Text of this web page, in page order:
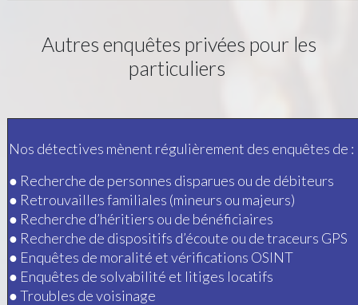
Autres enquêtes privées pour les
particuliers
Nos détectives mènent régulièrement des enquêtes de :
● Recherche de personnes disparues ou de débiteurs
● Retrouvailles familiales (mineurs ou majeurs)
● Recherche d’héritiers ou de bénéficiaires
● Recherche de dispositifs d’écoute ou de traceurs GPS
● Enquêtes de moralité et vérifications OSINT
● Enquêtes de solvabilité et litiges locatifs
●Troubles de voisinage